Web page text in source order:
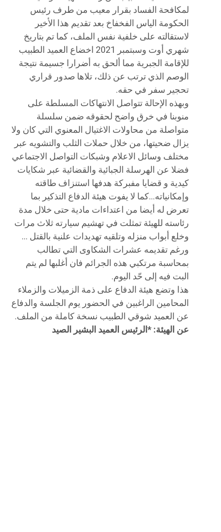
لمكافحة الفساد بقرار معيب من طرف رئيس
الحكومة الياس الفخفاخ بعد تقديم هذا الأخير
لاستقالته على خلفية نفس الملف، كما تم بتاريخ
شهري أوت وسبتمبر 2021 اخضاع العميد الطبيب
للإقامة الجبرية مما ألحق به أضرارا جسيمة نتيجة
الوصم الذي ترتب عن ذلك، تلاها صدور قراري
تحجير سفر في حقه.
وبهذه الإحالة تتواصل الانتهاكات المسلطة على
منوبنا في خرق واضح لحقوقه ضمن سلسلة
متواصلة من محاولات الاغتيال المعنوي التي كان ولا
يزال ضحيتها، من خلال حملات الثلب والتشويه عبر
مختلف وسائل الاعلام وشبكات التواصل الاجتماعي
فضلا عن الهرسلة الجبائية والقضائية عبر شكايات
كيدية و قضايا مفبركة هدفها استنزاف طاقته
وإمكانياته…كما لا يفوت هيئة الدفاع التذكير بما
تعرض له أيضا من اعتداءات مادية حتى خلال مدة
رئاسته للهيئة تمثلت في تهشيم سيارته ثلاث مرات
وخلع أبواب منزله وتلقيه تهديدات علنية بالقتل …
ورغم تقديمه عشرات الشكاوى التي تطالب
بمحاسبة مرتكبي هذه الجرائم فان أغلبها لم يتم
البت فيه إلى حّد اليوم.
هذا وتضع هيئة الدفاع على ذمة الزميلات والزملاء
المحامين الراغبين في الحضور يوم الجلسة والدفاع
عن العميد شوقي الطبيب نسخة كاملة من الملف.
عن الهيئة: *الرئيس العميد البشير الصيد